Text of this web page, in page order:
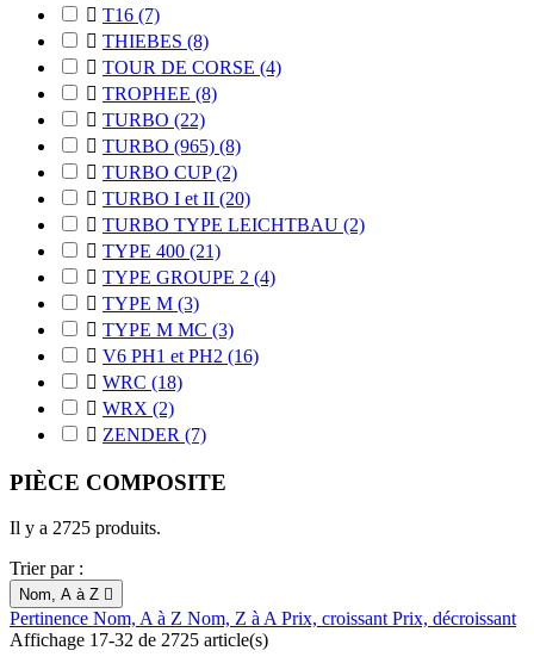
 T16 (7)
 THIEBES (8)
 TOUR DE CORSE (4)
 TROPHEE (8)
 TURBO (22)
 TURBO (965) (8)
 TURBO CUP(2)
 TURBO I et II (20)
 TURBO TYPE LEICHTBAU (2)
 TYPE 400 (21)
 TYPE GROUPE 2 (4)
 TYPE M (3)
 TYPE M MC (3)
 V6 PH1 et PH2 (16)
 WRC (18)
 WRX (2)
 ZENDER (7)
PIÈCE COMPOSITE
Il y a 2725 produits.
Trier par :
Nom, A à Z 
Pertinence Nom, A à Z Nom, Z à A Prix, croissant Prix, décroissant
Affichage 17-32 de 2725 article(s)